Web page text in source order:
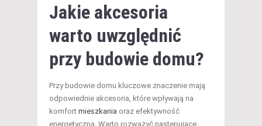
Jakie akcesoria
warto uwzględnić
przy budowie domu?
Przy budowie domu kluczowe znaczenie mają
odpowiednie akcesoria, które wpływają na
komfort mieszkania oraz efektywność
energetyczną. Warto rozważyć następujące